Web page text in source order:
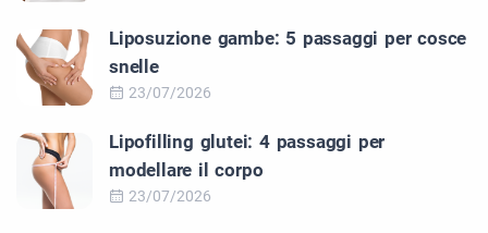
Liposuzione gambe: 5 passaggi per cosce
snelle
23/07/2026
Lipofilling glutei: 4 passaggi per
modellare il corpo
23/07/2026